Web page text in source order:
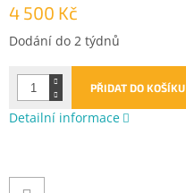
4 500 Kč
Měrná
Dodání do 2 týdnů
PŘIDAT DO KOŠÍKU
Detailní informace